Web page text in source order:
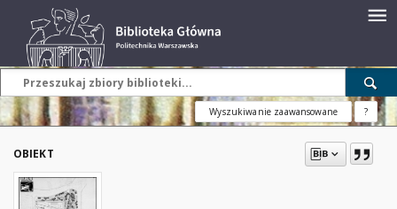
Wyszukiwanie zaawansowane ?
OBIEKT